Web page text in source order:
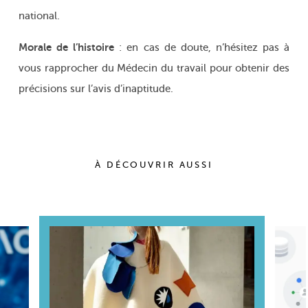
national.
Morale de l’histoire : en cas de doute, n’hésitez pas à
vous rapprocher du Médecin du travail pour obtenir des
précisions sur l’avis d’inaptitude.
À DÉCOUVRIR AUSSI